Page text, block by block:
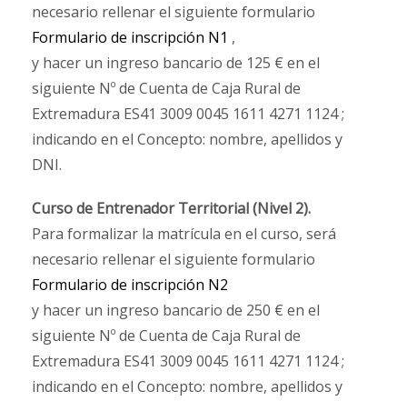
necesario rellenar el siguiente formulario
Formulario de inscripción N1 ,
y hacer un ingreso bancario de 125 € en el
siguiente Nº de Cuenta de Caja Rural de
Extremadura ES41 3009 0045 1611 4271 1124 ;
indicando en el Concepto: nombre, apellidos y
DNI.
Curso de Entrenador Territorial (Nivel 2).
Para formalizar la matrícula en el curso, será
necesario rellenar el siguiente formulario
Formulario de inscripción N2
y hacer un ingreso bancario de 250 € en el
siguiente Nº de Cuenta de Caja Rural de
Extremadura ES41 3009 0045 1611 4271 1124 ;
indicando en el Concepto: nombre, apellidos y